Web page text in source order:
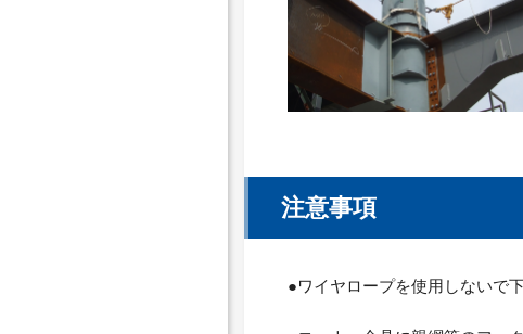
注意事項
●ワイヤロープを使用しないで下